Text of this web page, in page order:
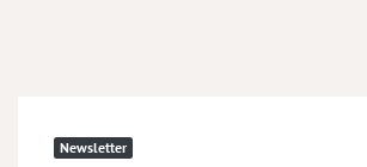
Newsletter